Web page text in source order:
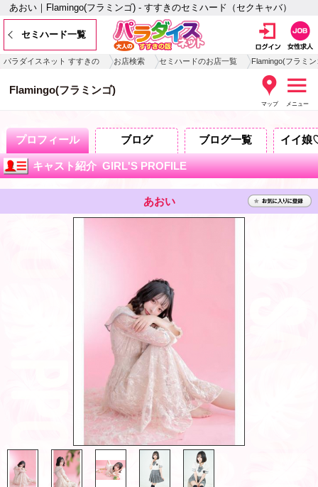
あおい｜Flamingo(フラミンゴ) - すすきのセミハード（セクキャバ）
セミハード一覧
パラダイスネット すすきの お店検索 セミハードのお店一覧 Flamingo(フラミ
Flamingo(フラミンゴ)
マップ メニュー
プロフィール ブログ ブログ一覧 イイ娘
キャスト紹介 GIRL'S PROFILE
あおい